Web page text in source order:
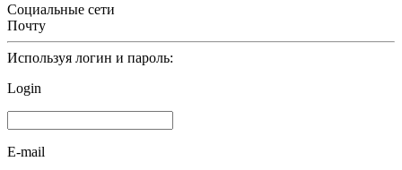
Социальные сети
Почту
Используя логин и пароль:
Login
E-mail